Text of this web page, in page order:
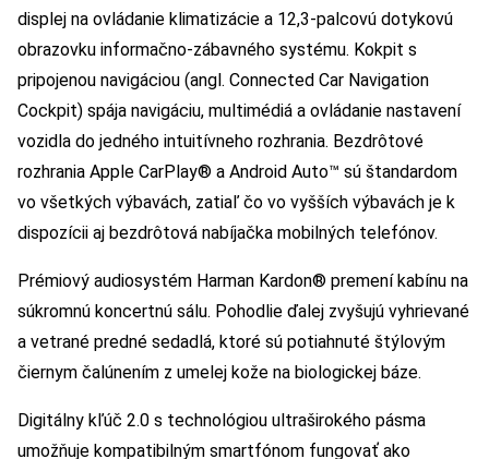
displej na ovládanie klimatizácie a 12,3-palcovú dotykovú
obrazovku informačno-zábavného systému. Kokpit s
pripojenou navigáciou (angl. Connected Car Navigation
Cockpit) spája navigáciu, multimédiá a ovládanie nastavení
vozidla do jedného intuitívneho rozhrania. Bezdrôtové
rozhrania Apple CarPlay® a Android Auto™ sú štandardom
vo všetkých výbavách, zatiaľ čo vo vyšších výbavách je k
dispozícii aj bezdrôtová nabíjačka mobilných telefónov.
Prémiový audiosystém Harman Kardon® premení kabínu na
súkromnú koncertnú sálu. Pohodlie ďalej zvyšujú vyhrievané
a vetrané predné sedadlá, ktoré sú potiahnuté štýlovým
čiernym čalúnením z umelej kože na biologickej báze.
Digitálny kľúč 2.0 s technológiou ultraširokého pásma
umožňuje kompatibilným smartfónom fungovať ako